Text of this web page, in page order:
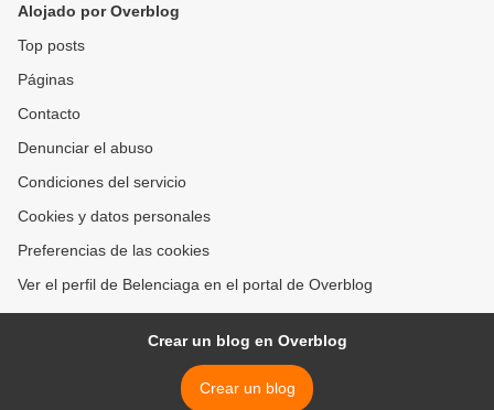
Alojado por Overblog
Top posts
Páginas
Contacto
Denunciar el abuso
Condiciones del servicio
Cookies y datos personales
Preferencias de las cookies
Ver el perfil de Belenciaga en el portal de Overblog
Crear un blog en Overblog
Crear un blog